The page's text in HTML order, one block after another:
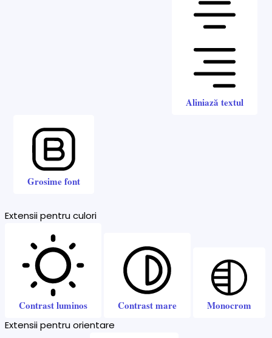
Aliniază textul
Grosime font
Extensii pentru culori
Contrast luminos Contrast mare Monocrom
Extensii pentru orientare